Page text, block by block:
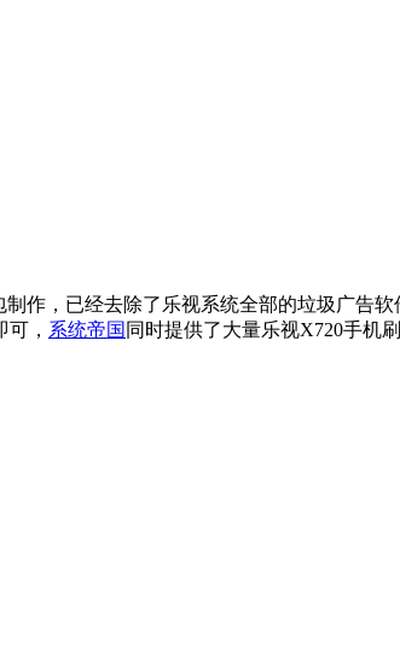
制作，已经去除了乐视系统全部的垃圾广告
， 系统帝国 同时提供了大量乐视X720手机刷